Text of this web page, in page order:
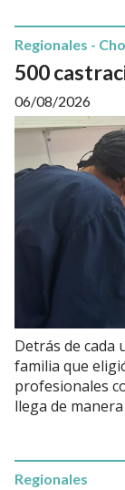
500
Regionales -
06/08/2026
Detrás de cada
familia que
profesionales
llega de
Regionales